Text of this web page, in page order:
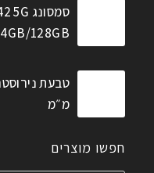
4GB/128GB, דואל סים
מ״מ
חפשו מוצרים